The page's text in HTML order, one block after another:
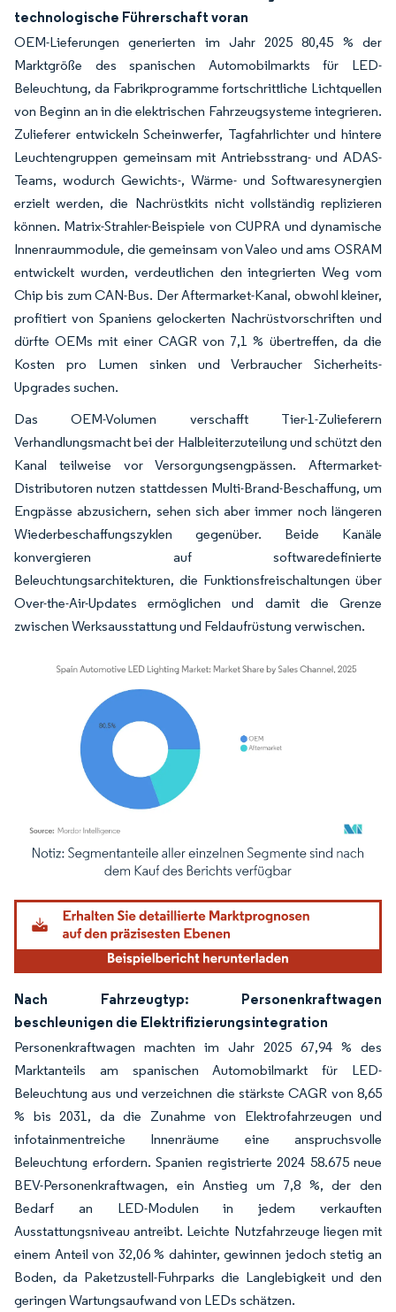
technologische Führerschaft voran
OEM-Lieferungen generierten im Jahr 2025 80,45 % der
Marktgröße des spanischen Automobilmarkts für LED-
Beleuchtung, da Fabrikprogramme fortschrittliche Lichtquellen
von Beginn an in die elektrischen Fahrzeugsysteme integrieren.
Zulieferer entwickeln Scheinwerfer, Tagfahrlichter und hintere
Leuchtengruppen gemeinsam mit Antriebsstrang- und ADAS-
Teams, wodurch Gewichts-, Wärme- und Softwaresynergien
erzielt werden, die Nachrüstkits nicht vollständig replizieren
können. Matrix-Strahler-Beispiele von CUPRA und dynamische
Innenraummodule, die gemeinsam von Valeo und ams OSRAM
entwickelt wurden, verdeutlichen den integrierten Weg vom
Chip bis zum CAN-Bus. Der Aftermarket-Kanal, obwohl kleiner,
profitiert von Spaniens gelockerten Nachrüstvorschriften und
dürfte OEMs mit einer CAGR von 7,1 % übertreffen, da die
Kosten pro Lumen sinken und Verbraucher Sicherheits-
Upgrades suchen.
Das OEM-Volumen verschafft Tier-1-Zulieferern
Verhandlungsmacht bei der Halbleiterzuteilung und schützt den
Kanal teilweise vor Versorgungsengpässen. Aftermarket-
Distributoren nutzen stattdessen Multi-Brand-Beschaffung, um
Engpässe abzusichern, sehen sich aber immer noch längeren
Wiederbeschaffungszyklen gegenüber. Beide Kanäle
konvergieren auf softwaredefinierte
Beleuchtungsarchitekturen, die Funktionsfreischaltungen über
Over-the-Air-Updates ermöglichen und damit die Grenze
zwischen Werksausstattung und Feldaufrüstung verwischen.
Bild © Mordor Intelligence. Wiederverwendung erfordert Namensnennung
Nach Fahrzeugtyp: Personenkraftwagen
beschleunigen die Elektrifizierungsintegration
Personenkraftwagen machten im Jahr 2025 67,94 % des
Marktanteils am spanischen Automobilmarkt für LED-
Beleuchtung aus und verzeichnen die stärkste CAGR von 8,65
% bis 2031, da die Zunahme von Elektrofahrzeugen und
infotainmentreiche Innenräume eine anspruchsvolle
Beleuchtung erfordern. Spanien registrierte 2024 58.675 neue
BEV-Personenkraftwagen, ein Anstieg um 7,8 %, der den
Bedarf an LED-Modulen in jedem verkauften
Ausstattungsniveau antreibt. Leichte Nutzfahrzeuge liegen mit
einem Anteil von 32,06 % dahinter, gewinnen jedoch stetig an
Boden, da Paketzustell-Fuhrparks die Langlebigkeit und den
geringen Wartungsaufwand von LEDs schätzen.